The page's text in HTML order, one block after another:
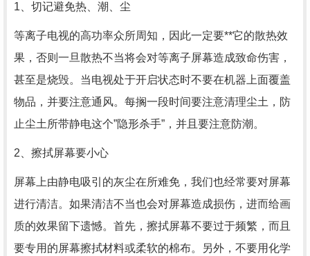
1、切记避免热、潮、尘
等离子电视的高功率众所周知，因此一定要**它的散热效
果，否则一旦散热不当将会对等离子屏幕造成致命伤害，
甚至是烧毁。当电视处于开启状态时不要在机器上面覆盖
物品，并要注意通风。每搁一段时间要注意清理尘土，防
止尘土所带静电这个”隐形杀手”，并且要注意防潮。
2、擦拭屏幕要小心
屏幕上由静电吸引的灰尘在所难免，我们也经常要对屏幕
进行清洁。如果清洁不当也会对屏幕造成损伤，进而给画
质的效果留下遗憾。首先，擦拭屏幕不要过于频繁，而且
要专用的屏幕擦拭材料或柔软的棉布。另外，不要用化学